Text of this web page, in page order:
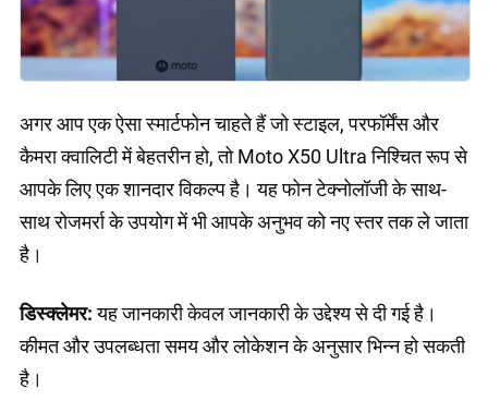
अगर आप एक ऐसा स्मार्टफोन चाहते हैं जो स्टाइल, परफॉर्मेंस और
कैमरा क्वालिटी में बेहतरीन हो, तो Moto X50 Ultra निश्चित रूप से
आपके लिए एक शानदार विकल्प है। यह फोन टेक्नोलॉजी के साथ-
साथ रोजमर्रा के उपयोग में भी आपके अनुभव को नए स्तर तक ले जाता
है।
डिस्क्लेमर:यह जानकारी केवल जानकारी के उद्देश्य से दी गई है।
कीमत और उपलब्धता समय और लोकेशन के अनुसार भिन्न हो सकती
है।